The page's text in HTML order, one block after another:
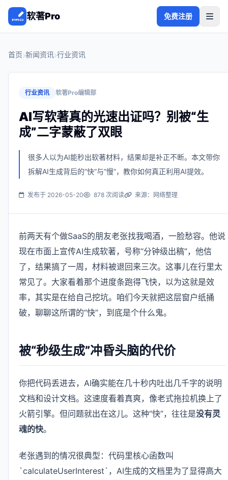
软著Pro 免费注册
首页 新闻资讯 行业资讯
行业资讯 软著Pro编辑部
AI写软著真的光速出证吗？别被“生
成”二字蒙蔽了双眼
很多人以为AI能秒出软著材料，结果却是补正不断。本文带你
拆解AI生成背后的“快”与“慢”，教你如何真正利用AI提效。
发布于 2026-05-20 878 次阅读 来源：网络整理
前两天有个做SaaS的朋友老张找我喝酒，一脸愁容。他说
现在市面上宣传AI生成软著，号称“分钟级出稿”，他信
了，结果搞了一周，材料被退回来三次。这事儿在行里太
常见了。大家看着那个进度条跑得飞快，以为这就是效
率，其实是在给自己挖坑。咱们今天就把这层窗户纸捅
破，聊聊这所谓的“快”，到底是个什么鬼。
被“秒级生成”冲昏头脑的代价
你把代码丢进去，AI确实能在几十秒内吐出几千字的说明
文档和设计文档。这速度看着真爽，像老式拖拉机换上了
火箭引擎。但问题就出在这儿。这种“快”，往往是没有灵
魂的快。
老张遇到的情况很典型：代码里核心函数叫
`calculateUserInterest`，AI生成的文档里为了显得高大